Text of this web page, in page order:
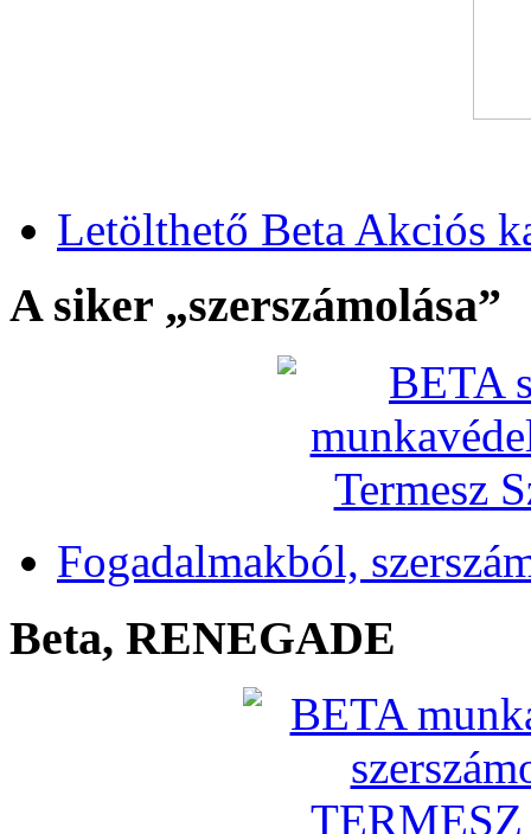
Letölthető Beta Akciós
A siker „szerszámolása”
Fogadalmakból,
Beta, RENEGADE